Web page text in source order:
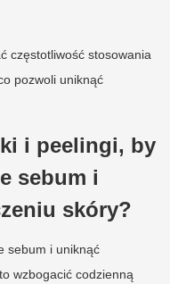
częstotliwość stosowania
pozwoli uniknąć
i peelingi, by
sebum i
skóry?
sebum i uniknąć
wzbogacić codzienną